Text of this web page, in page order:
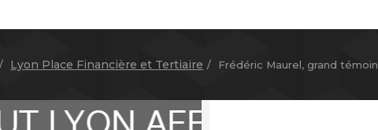
La gouvernance Les missions Le réseau des Places
Présentation Les RDV de LPB Le Forum LPB
Annuaire Devenir membre Club Cordélia
Lyon Place Financière et Tertiaire Frédéric Maurel, grand